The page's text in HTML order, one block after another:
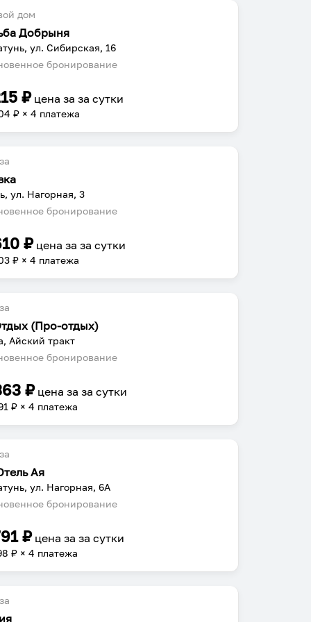
дом
Добрыня
ул. Сибирская, 16
бронирование
₽ цена заза сутки
₽ × 4 платежа
ул. Нагорная, 3
бронирование
₽ цена заза сутки
₽ × 4 платежа
(Про-отдых)
Айский тракт
бронирование
₽ цена заза сутки
₽ × 4 платежа
Ая
ул. Нагорная, 6А
бронирование
₽ цена заза сутки
₽ × 4 платежа